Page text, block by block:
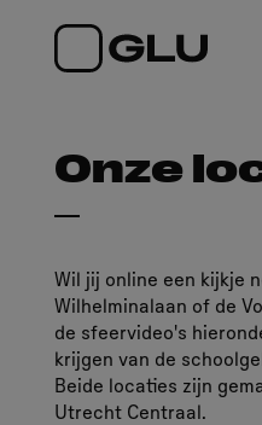
Onze
Wil jij online een kijkje
Wilhelminalaan of de
de sfeervideo's
krijgen van de
Beide locaties zijn
Utrecht Centraal.